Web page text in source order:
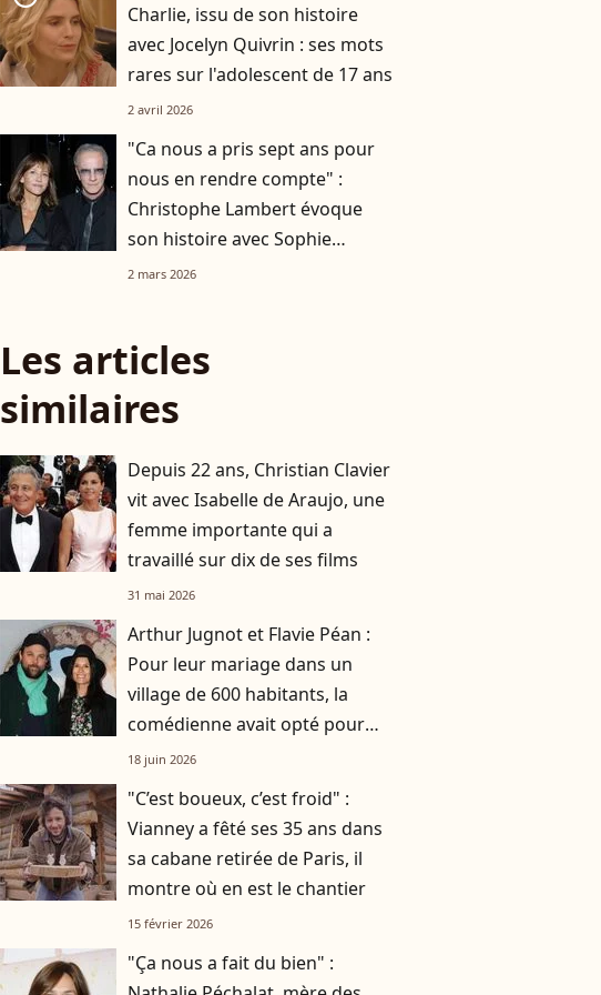
Charlie, issu de son histoire
avec Jocelyn Quivrin : ses mots
rares sur l'adolescent de 17 ans
2 avril 2026
"Ca nous a pris sept ans pour
nous en rendre compte" :
Christophe Lambert évoque
son histoire avec Sophie
Marceau
2 mars 2026
Les articles
similaires
Depuis 22 ans, Christian Clavier
vit avec Isabelle de Araujo, une
femme importante qui a
travaillé sur dix de ses films
31 mai 2026
Arthur Jugnot et Flavie Péan :
Pour leur mariage dans un
village de 600 habitants, la
comédienne avait opté pour
une robe originale d'une
18 juin 2026
"C’est boueux, c’est froid" :
Vianney a fêté ses 35 ans dans
sa cabane retirée de Paris, il
montre où en est le chantier
15 février 2026
"Ça nous a fait du bien" :